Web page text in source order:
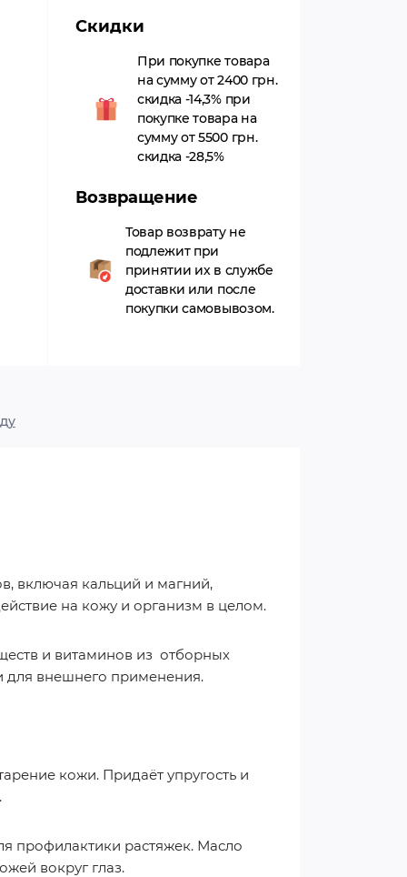
Скидки
При покупке товара
на сумму от 2400 грн.
скидка -14,3% при
покупке товара на
сумму от 5500 грн.
скидка -28,5%
Возвращение
Товар возврату не
подлежит при
принятии их в службе
доставки или после
покупки самовывозом.
включая кальций и магний,
на кожу и организм в целом.
и витаминов из отборных
для внешнего применения.
кожи. Придаёт упругость и
профилактики растяжек. Масло
вокруг глаз.